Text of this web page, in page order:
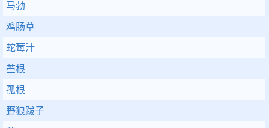
马勃
鸡肠草
蛇莓汁
苎根
孤根
野狼跋子